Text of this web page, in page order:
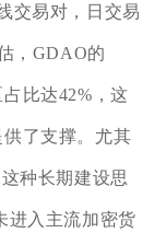
交易对，日交易
，GDAO的
比达42%，这
了支撑。尤其
种长期建设思
进入主流加密货